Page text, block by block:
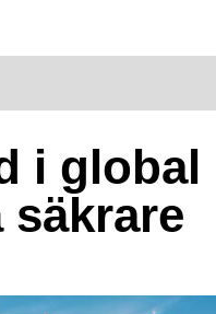
i global